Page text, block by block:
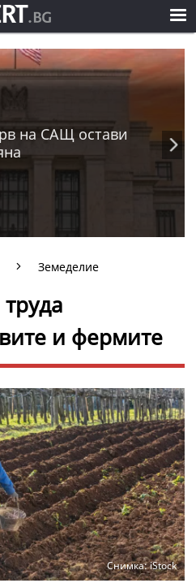
на САЩ остави
Земеделие
и фермите
Снимка: iStock